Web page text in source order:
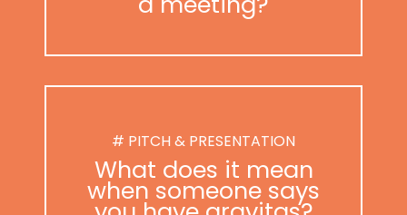
# PITCH & PRESENTATION
What does it mean
when someone says